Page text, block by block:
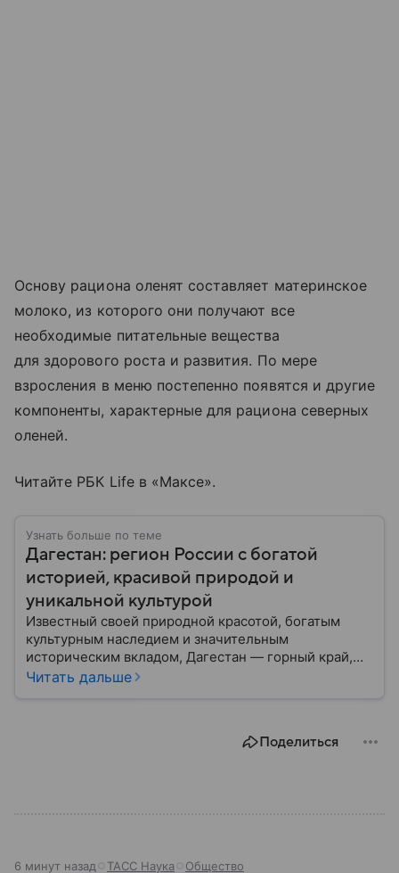
Основу рациона оленят составляет материнское
молоко, из которого они получают все
необходимые питательные вещества
для здорового роста и развития. По мере
взросления в меню постепенно появятся и другие
компоненты, характерные для рациона северных
оленей.
Читайте РБК Life в «Максе».
Узнать больше по теме
Дагестан: регион России с богатой
историей, красивой природой и
уникальной культурой
Известный своей природной красотой, богатым
культурным наследием и значительным
историческим вкладом, Дагестан — горный край,
расположенный на юге России. В материале
Читать дальше
Поделиться
6 минут назад ТАСС Наука Общество